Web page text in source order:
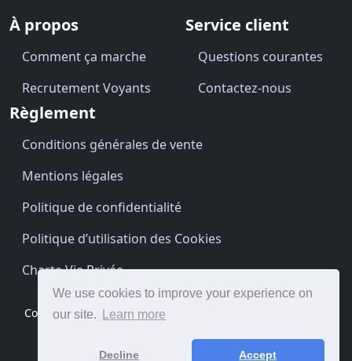
We use cookies to improve your experience on
our site.
Learn more
Decline Accept
À propos
Comment ça marche
Recrutement Voyants
Service client
Questions courantes
Contactez-nous
Règlement
Conditions générales de vente
Mentions légales
Politique de confidentialité
Politique d’utilisation des Cookies
Charte Vie Privée
Copyright © Cartomancien.be 2026 · Site by